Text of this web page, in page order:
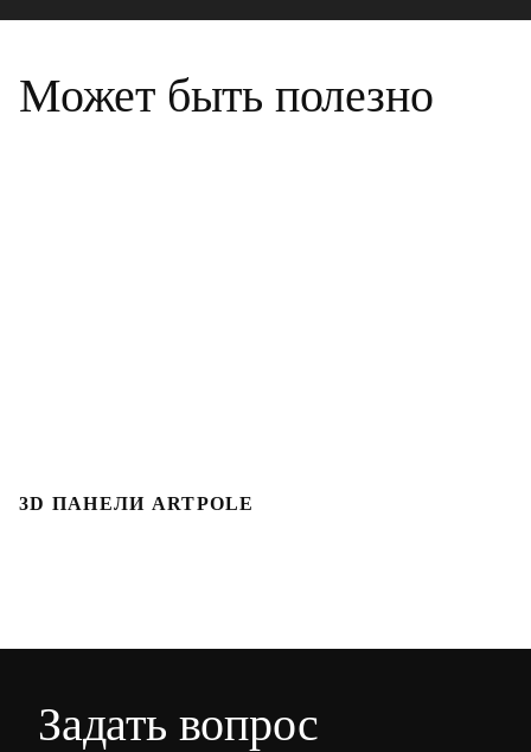
Может быть полезно
3D ПАНЕЛИ ARTPOLE
Задать вопрос